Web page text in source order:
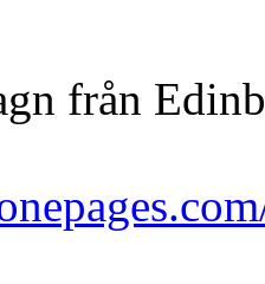
från